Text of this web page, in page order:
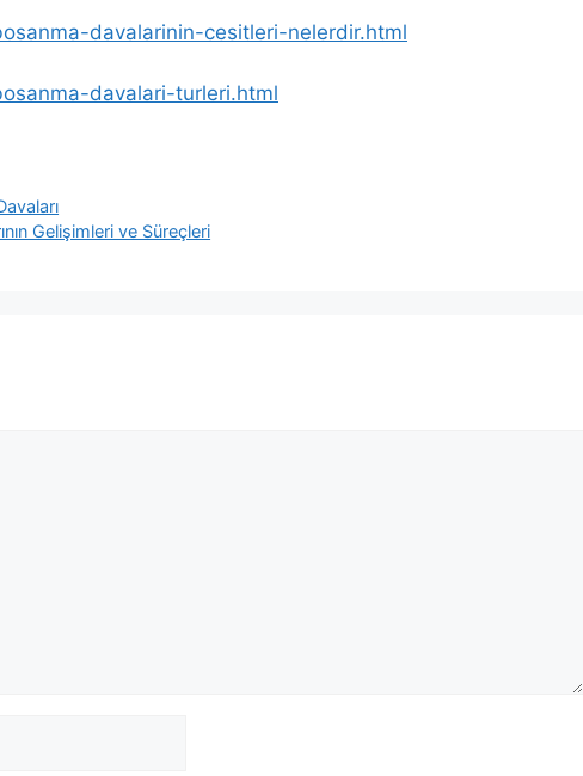
davalarinin-cesitleri-nelerdir.html
davalari-turleri.html
Gelişimleri ve Süreçleri